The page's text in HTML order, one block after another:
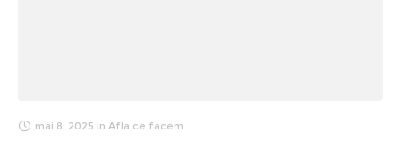
mai 8, 2025 in Afla ce facem